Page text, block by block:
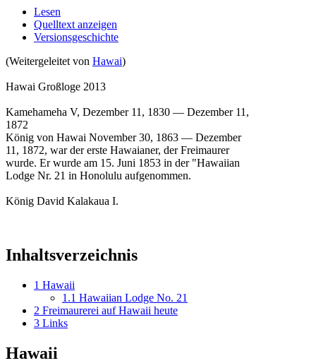
Lesen
Quelltext anzeigen
Versionsgeschichte
(Weitergeleitet von Hawai)
Hawai Großloge 2013
Kamehameha V, Dezember 11, 1830 — Dezember 11,
1872
König von Hawai November 30, 1863 — Dezember
11, 1872, war der erste Hawaianer, der Freimaurer
wurde. Er wurde am 15. Juni 1853 in der "Hawaiian
Lodge Nr. 21 in Honolulu aufgenommen.
König David Kalakaua I.
Inhaltsverzeichnis
1 Hawaii
1.1 Hawaiian Lodge No. 21
2 Freimaurerei auf Hawaii heute
3 Links
Hawaii